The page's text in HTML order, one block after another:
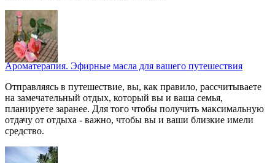
Ароматерапия. Эфирные масла для вашего путешествия
Отправляясь в путешествие, вы, как правило, рассчитываете
на замечательный отдых, который вы и ваша семья,
планируете заранее. Для того чтобы получить максимальную
отдачу от отдыха - важно, чтобы вы и ваши близкие имели
средство.